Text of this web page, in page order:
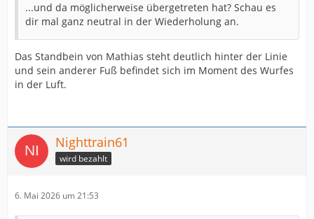
...und da möglicherweise übergetreten hat? Schau es
dir mal ganz neutral in der Wiederholung an.
Das Standbein von Mathias steht deutlich hinter der Linie
und sein anderer Fuß befindet sich im Moment des Wurfes
in der Luft.
Nighttrain61
wird bezahlt
6. Mai 2026 um 21:53